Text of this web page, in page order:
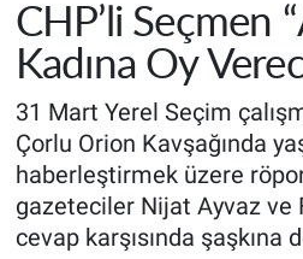
CHP’li Seçmen
Kadına Oy
31 Mart Yerel Seçim
Çorlu Orion Kavşağında
haberleştirmek üzere
gazeteciler Nijat Ayvaz ve
cevap karşısında şaşkına